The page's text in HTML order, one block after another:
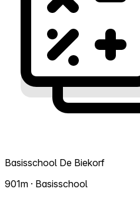
Basisschool De Biekorf
901m · Basisschool